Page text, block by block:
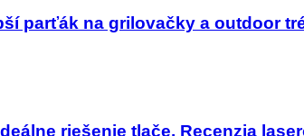
parťák na grilovačky a outdoor
riešenie tlače. Recenzia